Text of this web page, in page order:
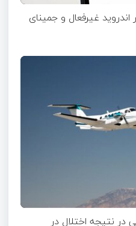
غیرفعال و جمینای
نتیجه اختلال در